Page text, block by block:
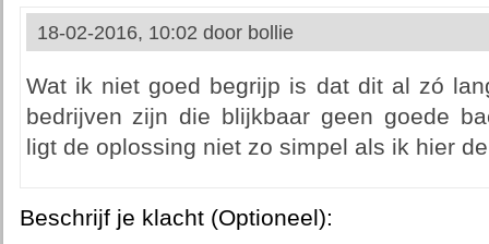
18-02-2016, 10:02 door bollie
Wat ik niet goed begrijp is dat dit al zó
bedrijven zijn die blijkbaar geen goede
ligt de oplossing niet zo simpel als ik hier
Beschrijf je klacht (Optioneel):